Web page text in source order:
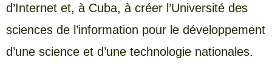
d’Internet et, à Cuba, à créer l’Université des
sciences de l’information pour le développement
d’une science et d’une technologie nationales.